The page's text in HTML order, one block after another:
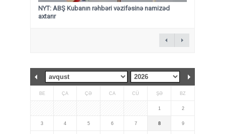
NYT: ABŞ Kubanın rəhbəri vəzifəsinə namizəd
axtarır
BE ÇA ÇƏ CA CÜ ŞƏ BZ
1 2
3 4 5 6 7 8 9